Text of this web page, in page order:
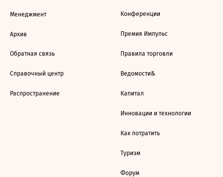
Менеджмент
Архив
Обратная связь
Справочный центр
Распространение
Конференции
Премия Импульс
Правила торговли
Ведомости&
Капитал
Инновации и технологии
Как потратить
Туризм
Форум